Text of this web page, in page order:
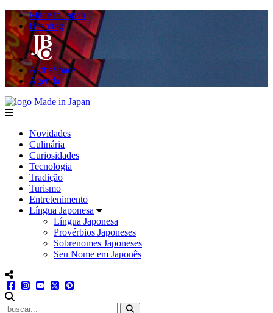
Made in Japan
Hashitag
AkibaSpace
Agenda
menu
Novidades
Culinária
Curiosidades
Tecnologia
Tradição
Turismo
Entretenimento
Língua Japonesa
Língua Japonesa
Provérbios Japoneses
Sobrenomes Japoneses
Seu Nome em Japonês
menu redes social
facebookinstagram
youtube
twitter